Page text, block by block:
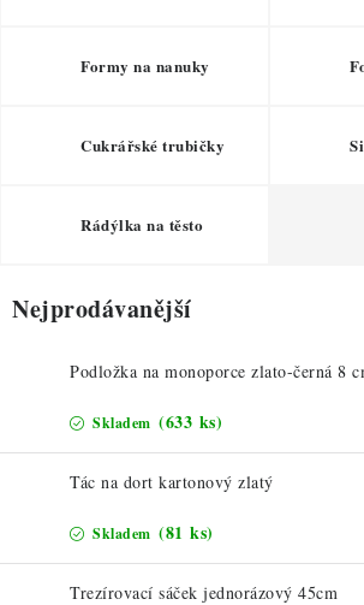
Nepřevzetí zásilky na dobírku
Obchodní
Podmínky ochrany osobních údajů
Formy na nanuky
Cukrářské trubičky
Rádýlka na těsto
Nejprodávanější
Podložka na monoporce zlato-černá 8
Skladem (633 ks)
Tác na dort kartonový zlatý
Skladem (81 ks)
Trezírovací sáček jednorázový 45cm